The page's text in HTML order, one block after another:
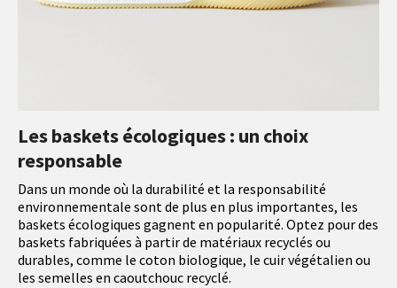
Les baskets écologiques : un choix
responsable
Dans un monde où la durabilité et la responsabilité
environnementale sont de plus en plus importantes, les
baskets écologiques gagnent en popularité. Optez pour des
baskets fabriquées à partir de matériaux recyclés ou
durables, comme le coton biologique, le cuir végétalien ou
les semelles en caoutchouc recyclé.